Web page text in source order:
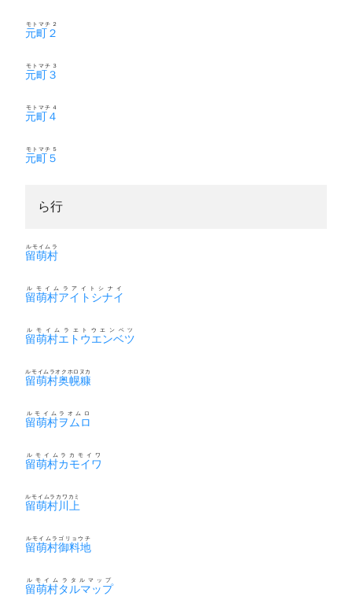
元町２
モトマチ２
元町３
モトマチ３
元町４
モトマチ４
元町５
モトマチ５
ら行
留萌村
ルモイムラ
留萌村アイトシナイ
ルモイムラアイトシナイ
留萌村エトウエンベツ
ルモイムラエトウエンベツ
留萌村奥幌糠
ルモイムラオクホロヌカ
留萌村ヲムロ
ルモイムラオムロ
留萌村カモイワ
ルモイムラカモイワ
留萌村川上
ルモイムラカワカミ
留萌村御料地
ルモイムラゴリョウチ
留萌村タルマップ
ルモイムラタルマップ